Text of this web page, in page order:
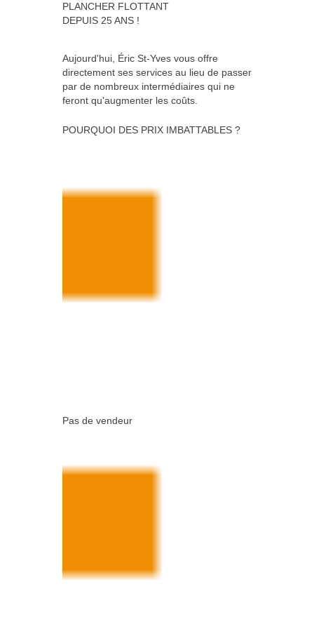
PLANCHER FLOTTANT
DEPUIS 25 ANS !
Aujourd'hui, Éric St-Yves vous offre
directement ses services au lieu de passer
par de nombreux intermédiaires qui ne
feront qu'augmenter les coûts.
POURQUOI DES PRIX IMBATTABLES ?
Pas de vendeur